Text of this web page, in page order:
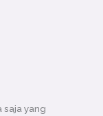
saja yang